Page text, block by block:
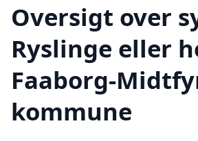
Oversigt over
Ryslinge eller
Faaborg-
kommune